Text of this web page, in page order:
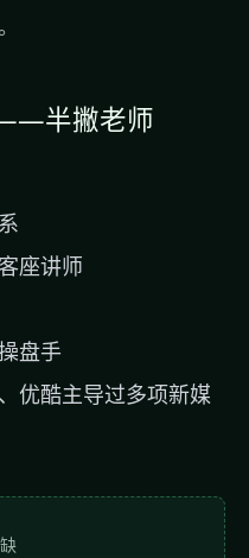
半撇老师
座讲师
盘手
优酷主导过多项新媒